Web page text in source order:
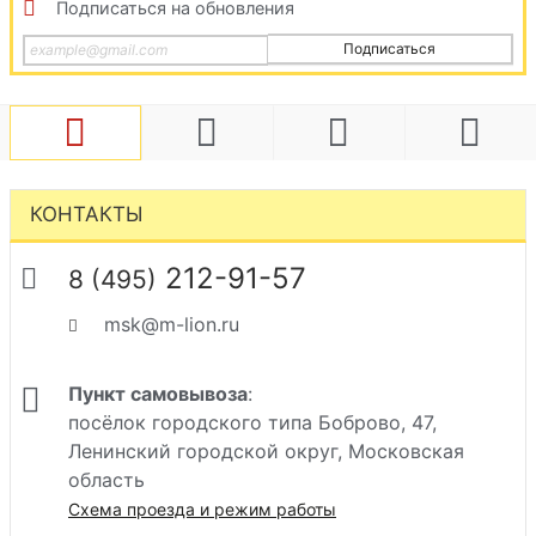
Подписаться на обновления
Подписаться
КОНТАКТЫ
8 (495) 212-91-57
msk@m-lion.ru
Пункт самовывоза:
посёлок городского типа Боброво, 47,
Ленинский городской округ, Московская
область
Схема проезда и режим работы